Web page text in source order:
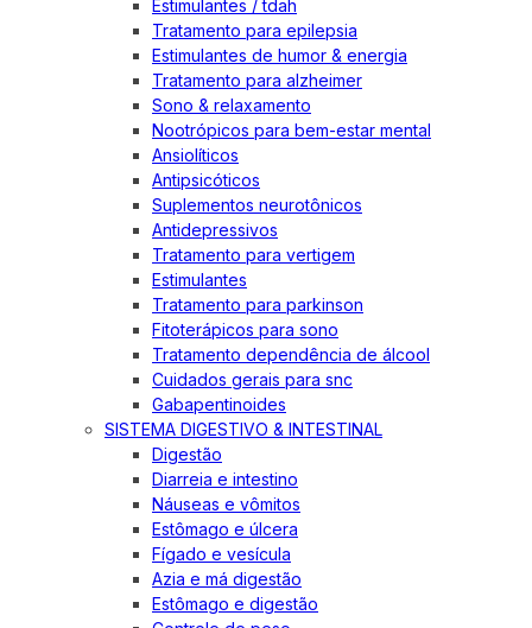
Estimulantes / tdah
Tratamento para epilepsia
Estimulantes de humor & energia
Tratamento para alzheimer
Sono & relaxamento
Nootrópicos para bem-estar mental
Ansiolíticos
Antipsicóticos
Suplementos neurotônicos
Antidepressivos
Tratamento para vertigem
Estimulantes
Tratamento para parkinson
Fitoterápicos para sono
Tratamento dependência de álcool
Cuidados gerais para snc
Gabapentinoides
SISTEMA DIGESTIVO & INTESTINAL
Digestão
Diarreia e intestino
Náuseas e vômitos
Estômago e úlcera
Fígado e vesícula
Azia e má digestão
Estômago e digestão